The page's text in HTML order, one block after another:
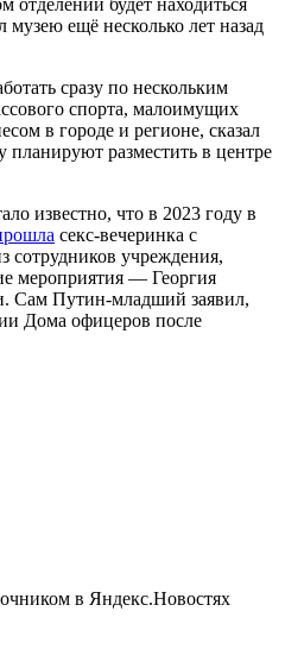
музею ещё несколько лет назад
сразу по нескольким
спорта, малоимущих
в городе и регионе, сказал
разместить в центре
известно, что в 2023 году в
секс-вечеринка с
учреждения,
мероприятия — Георгия
Сам Путин-младший заявил,
Дома офицеров после
в Яндекс.Новостях